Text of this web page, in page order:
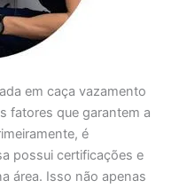
em caça vazamento
fatores que garantem a
é
possui certificações e
área. Isso não apenas